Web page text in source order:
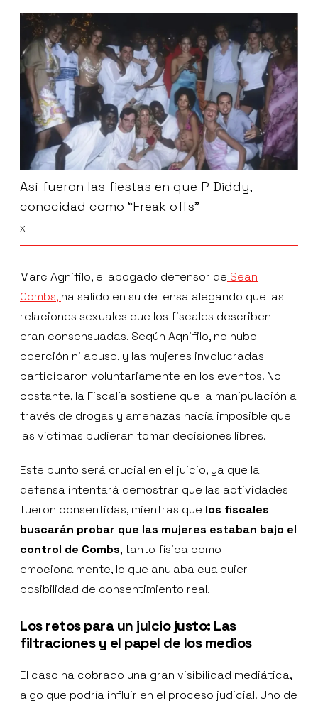
Así fueron las fiestas en que P Diddy,
conocidad como “Freak offs”
X
Marc Agnifilo, el abogado defensor de Sean
Combs, ha salido en su defensa alegando que las
relaciones sexuales que los fiscales describen
eran consensuadas. Según Agnifilo, no hubo
coerción ni abuso, y las mujeres involucradas
participaron voluntariamente en los eventos. No
obstante, la Fiscalía sostiene que la manipulación a
través de drogas y amenazas hacía imposible que
las víctimas pudieran tomar decisiones libres.
Este punto será crucial en el juicio, ya que la
defensa intentará demostrar que las actividades
fueron consentidas, mientras que los fiscales
buscarán probar que las mujeres estaban bajo el
control de Combs, tanto física como
emocionalmente, lo que anulaba cualquier
posibilidad de consentimiento real.
Los retos para un juicio justo: Las
filtraciones y el papel de los medios
El caso ha cobrado una gran visibilidad mediática,
algo que podría influir en el proceso judicial. Uno de